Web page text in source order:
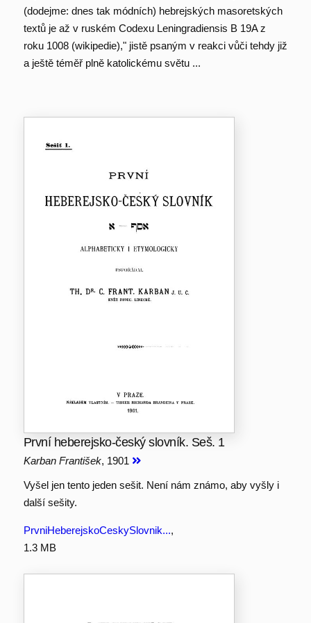
(dodejme: dnes tak módních) hebrejských masoretských
textů je až v ruském Codexu Leningradiensis B 19A z
roku 1008 (wikipedie)," jistě psaným v reakci vůči tehdy již
a ještě téměř plně katolickému světu ...
První heberejsko-český slovník. Seš. 1
Karban František, 1901
Vyšel jen tento jeden sešit. Není nám známo, aby vyšly i
další sešity.
PrvniHeberejskoCeskySlovnik...,
1.3 MB